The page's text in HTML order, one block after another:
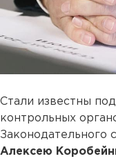
Стали известны
контрольных
Законодательного
Алексею